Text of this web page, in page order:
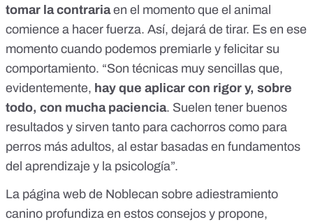
tomar la contrariaen el momento que el animal
comience a hacer fuerza. Así, dejará de tirar. Es en ese
momento cuando podemos premiarle y felicitar su
comportamiento. “Son técnicas muy sencillas que,
evidentemente, hay que aplicar con rigor y, sobre
todo, con mucha paciencia. Suelen tener buenos
resultados y sirven tanto para cachorros como para
perros más adultos, al estar basadas en fundamentos
del aprendizaje y la psicología”.
La página web de Noblecan sobre adiestramiento
canino profundiza en estos consejos y propone,